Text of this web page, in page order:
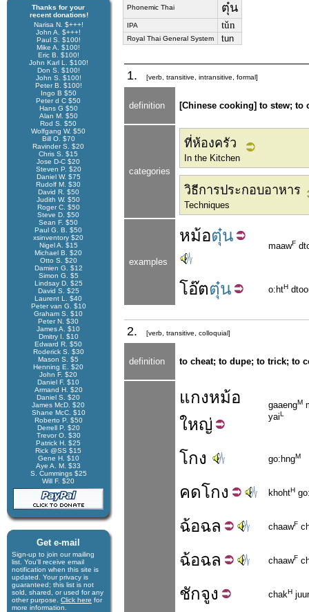
Thanks for your
recent donations!
Narisa N. $+++!
John A. $+++!
Paul S. $100!
Mike A. $100!
Eric B. $100!
John Karl L. $100!
Don S. $100!
John S. $100!
Peter B. $100!
Ingo B $50
Peter d C $50
Hans G $50
Alan M. $50
Rod S. $50
Wolfgang W. $50
Bill O. $70
Ravinder S. $20
Chris S. $15
Jose D-C $20
Steven P. $20
Daniel W. $75
Rudolf M. $30
David R. $50
Judith W. $50
Roger C. $50
Steve D. $50
Sean F. $50
Paul G. B. $50
xsinventory $20
Nigel A. $15
Michael B. $20
Otto S. $20
Damien G. $12
Simon G. $5
Lindsay D. $25
David S. $25
Laurent L. $40
Peter van G. $10
Graham S. $10
Peter N. $30
James A. $10
Dmitry I. $10
Edward R. $50
Roderick S. $30
Mason S. $5
Henning E. $20
John F. $20
Daniel F. $10
Armand H. $20
Daniel S. $20
James McD. $20
Shane McC. $10
Roberto P. $50
Derrell P. $20
Trevor O. $30
Patrick H. $25
Rick @SS $15
Gene H. $10
Aye A. M. $33
S. Cummings $25
Will F. $20
Get e-mail
Sign-up to join our mail­ing
list. You'll receive e­mail
notification when this site is
updated. Your privacy is
guaran­teed; this list is not
sold, shared, or used for any
other purpose. Click here for
more infor­mation.
Phonemic Thai ตุ๋น
IPA tǔn
Royal Thai General System tun
1. [verb, transitive, intransitive, formal]
definition [Chinese cooking] to stew;
categories
ที่ห้องครัว
In the Kitchen
วิธีการประกอบอาหาร
Techniques
examples
หม้อตุ๋น
maawF
โอ๊ตตุ๋น o:htH
2. [verb, transitive, colloquial]
definition to cheat; to dupe; to trick; to
แกงหม้อ
ใหญ่
gaaengM
yaiL
โกง go:hngM
คดโกง khohtH
ฉ้อฉล chaawF
ฉ้อฉล chaawF
ชักจูง chakH